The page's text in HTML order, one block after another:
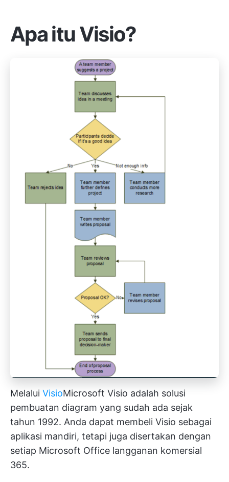
Apa itu Visio?
Melalui VisioMicrosoft Visio adalah solusi
pembuatan diagram yang sudah ada sejak
tahun 1992. Anda dapat membeli Visio sebagai
aplikasi mandiri, tetapi juga disertakan dengan
setiap Microsoft Office langganan komersial
365.